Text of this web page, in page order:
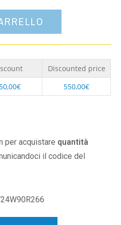
Discounted price
€ 550,00€
per acquistare quantità
il codice del